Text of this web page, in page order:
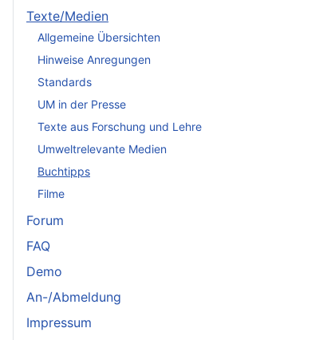
Texte/Medien
Allgemeine Übersichten
Hinweise Anregungen
Standards
UM in der Presse
Texte aus Forschung und Lehre
Umweltrelevante Medien
Buchtipps
Filme
Forum
FAQ
Demo
An-/Abmeldung
Impressum